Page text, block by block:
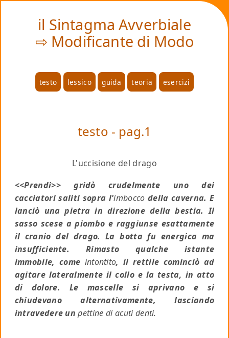
il Sintagma Avverbiale
⇨ Modificante di Modo
testo lessico guida teoria esercizi
testo - pag.1
L'uccisione del drago
<<Prendi>> gridò crudelmente uno dei
cacciatori saliti sopra l'imbocco della caverna. E
lanciò una pietra in direzione della bestia. Il
sasso scese a piombo e raggiunse esattamente
il cranio del drago. La botta fu energica ma
insufficiente. Rimasto qualche istante
immobile, come intontito, il rettile cominciò ad
agitare lateralmente il collo e la testa, in atto
di dolore. Le mascelle si aprivano e si
chiudevano alternativamente, lasciando
intravedere unpettine di acuti denti.